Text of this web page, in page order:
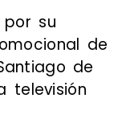
su
de
de
televisión